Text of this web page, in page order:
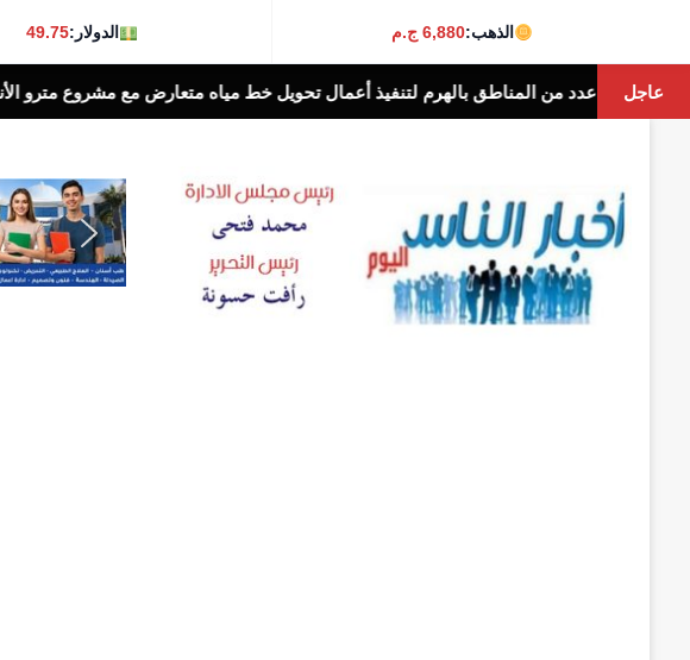
الذهب:6,880 ج.م الدولار:49.75
عاجللتنفيذ أعمال تحويل خط مياه متعارض مع مشروع مترو الأنفاق أخبار الناس اليوم